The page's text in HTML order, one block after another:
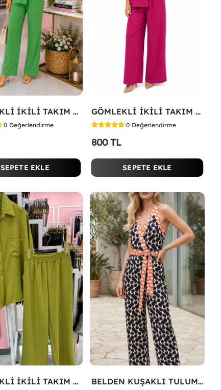
GÖMLEKLİ İKİLİ TAKIM Koyu Yeşil
0 Değerlendirme
SEPETE EKLE
GÖMLEKLİ İKİLİ TAKIM Fuşya
0 Değerlendirme
800 TL
SEPETE EKLE
GÖMLEKLİ İKİLİ TAKIM Yeşil BELDEN KUŞAKLI TULUM Siyah